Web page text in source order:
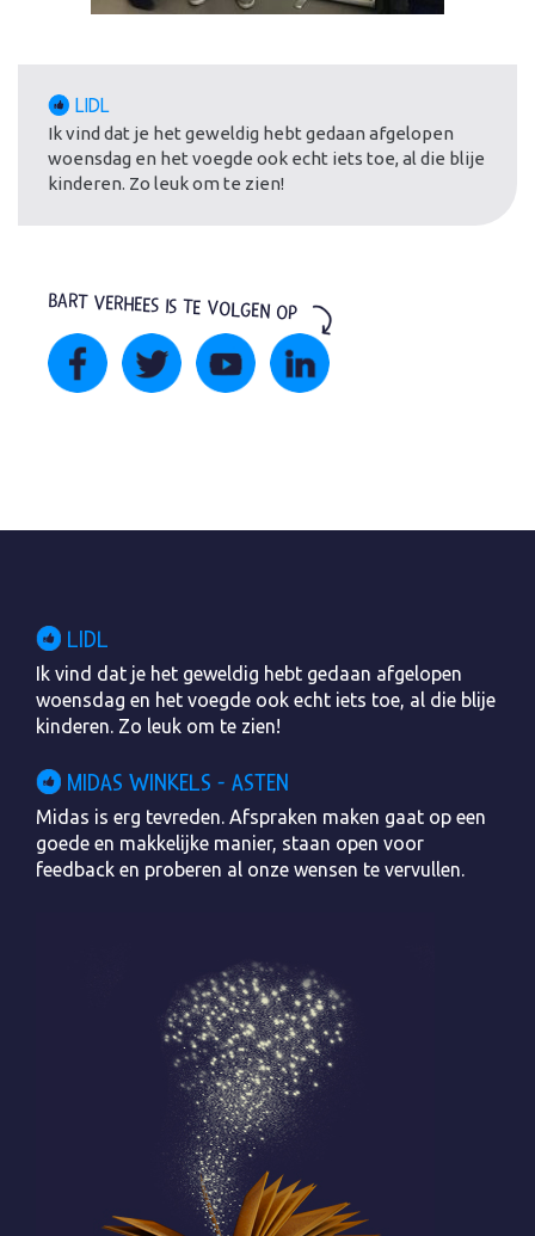
LIDL
Ik vind dat je het geweldig hebt gedaan afgelopen
woensdag en het voegde ook echt iets toe, al die blije
kinderen. Zo leuk om te zien!
BART VERHEES IS TE VOLGEN OP
LIDL
Ik vind dat je het geweldig hebt gedaan afgelopen
woensdag en het voegde ook echt iets toe, al die blije
kinderen. Zo leuk om te zien!
MIDAS WINKELS - ASTEN
Midas is erg tevreden. Afspraken maken gaat op een
goede en makkelijke manier, staan open voor
feedback en proberen al onze wensen te vervullen.